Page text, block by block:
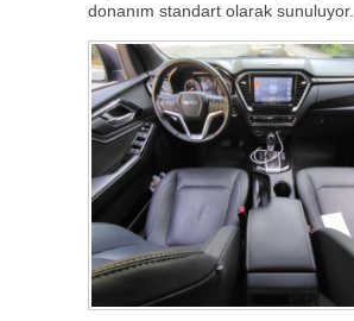
donanım standart olarak sunuluyor.